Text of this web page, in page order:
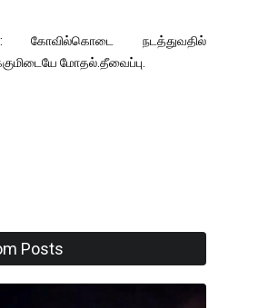
நடத்துவதில்
மோதல்.தீவைப்பு.
Posts